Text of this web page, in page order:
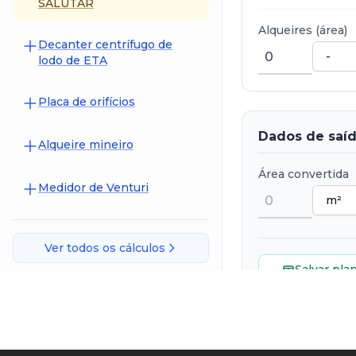
SALUTAR
Decanter centrífugo de
lodo de ETA
Placa de orifícios
Alqueire mineiro
Medidor de Venturi
Ver todos os cálculos
Alqueires (área)
Dados de
Área convertida
Salvar